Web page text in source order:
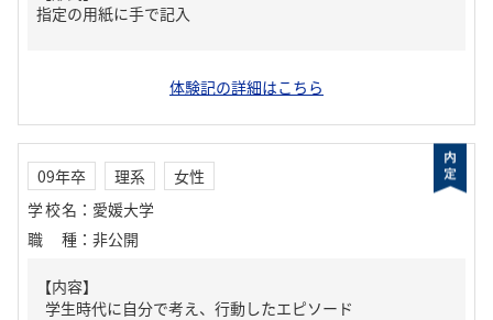
指定の用紙に手で記入
体験記の詳細はこちら
09年卒 理系
女性
学校名 ： 愛媛大学
職種 ： 非公開
【内容】
学生時代に自分で考え、行動したエピソード